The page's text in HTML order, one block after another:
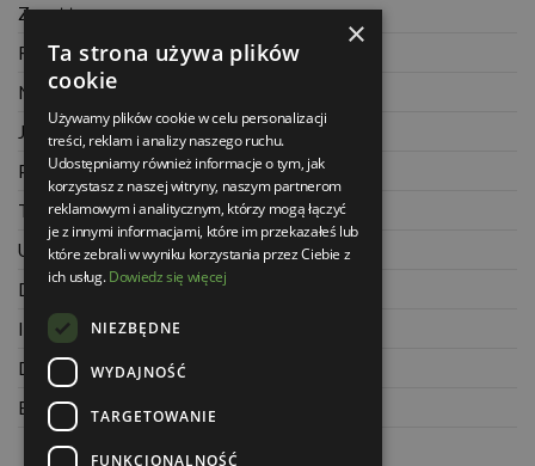
Zwrot towaru
Regulamin
Najczęściej zadawane pytania
Jak kupować na raty
Polityka prywatności
Twoje zamówienia
Ustawienia konta
Dane kontaktowe
Informacje o firmie
Dla architektów
Blog
×
Ta strona używa plików
cookie
Używamy plików cookie w celu personalizacji
treści, reklam i analizy naszego ruchu.
Udostępniamy również informacje o tym, jak
korzystasz z naszej witryny, naszym partnerom
reklamowym i analitycznym, którzy mogą łączyć
je z innymi informacjami, które im przekazałeś lub
które zebrali w wyniku korzystania przez Ciebie z
ich usług.Dowiedz się więcej
NIEZBĘDNE
WYDAJNOŚĆ
TARGETOWANIE
FUNKCJONALNOŚĆ